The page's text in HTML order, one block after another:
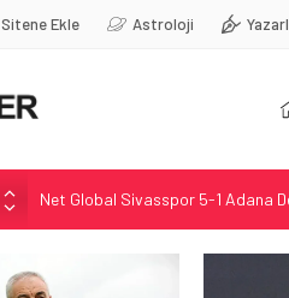
Sitene Ekle Astroloji
Net Global Sivasspor 5-1 Adana
Sivasspor Göztepe Maçında
Sivasspor-Göztepe maçında